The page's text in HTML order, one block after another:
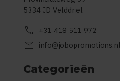
5334 JD Velddriel
call +31 418 511 972
mail info@jobopromotions.nl
Categorieën